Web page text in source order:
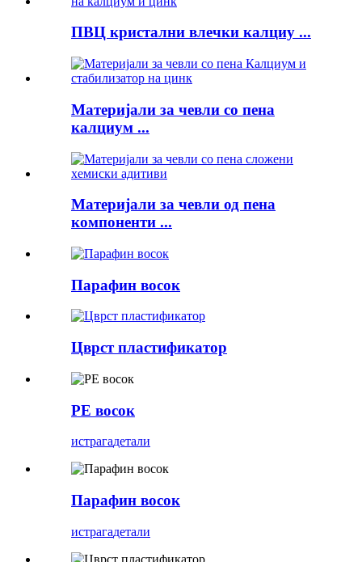
ПВЦ кристални влечки калциу ...
Материјали за чевли со пена
калциум ...
Материјали за чевли од пена
компоненти ...
Парафин восок
Цврст пластификатор
PE восок
истрагадетали
Парафин восок
истрагадетали